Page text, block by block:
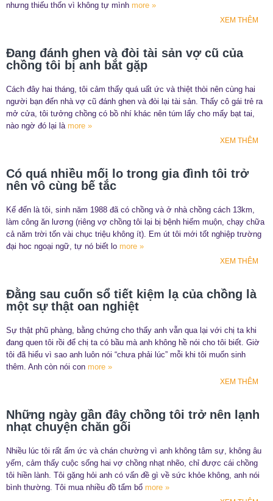
nhưng thiếu thốn vì không tự mình more »
XEM THÊM
Đang đánh ghen và đòi tài sản vợ cũ của
chồng tôi bị anh bắt gặp
Cách đây hai tháng, tôi cảm thấy quá uất ức và thiệt thòi nên cùng hai
người bạn đến nhà vợ cũ đánh ghen và đòi lại tài sản. Thấy cô gái trẻ ra
mở cửa, tôi tưởng chồng có bồ nhí khác nên túm lấy cho mấy bạt tai,
nào ngờ đó lại là more »
XEM THÊM
Có quá nhiều mối lo trong gia đình tôi trở
nên vô cùng bế tắc
Kế đến là tôi, sinh năm 1988 đã có chồng và ở nhà chồng cách 13km,
làm công ăn lương (riêng vợ chồng tôi lại bị bệnh hiếm muộn, chạy chữa
cả năm trời tốn vài chục triệu không ít). Em út tôi mới tốt nghiệp trường
đại hoc ngoại ngữ, tự nó biết lo more »
XEM THÊM
Đằng sau cuốn sổ tiết kiệm lạ của chồng là
một sự thật oan nghiệt
Sự thật phũ phàng, bằng chứng cho thấy anh vẫn qua lại với chị ta khi
đang quen tôi rồi để chị ta có bầu mà anh không hề nói cho tôi biết. Giờ
tôi đã hiểu vì sao anh luôn nói “chưa phải lúc” mỗi khi tôi muốn sinh
thêm. Anh còn nói con more »
XEM THÊM
Những ngày gần đây chồng tôi trở nên lạnh
nhạt chuyện chăn gối
Nhiều lúc tôi rất ấm ức và chán chường vì anh không tâm sự, không âu
yếm, cảm thấy cuộc sống hai vợ chồng nhạt nhẽo, chỉ được cái chồng
tôi hiền lành. Tôi gặng hỏi anh có vấn đề gì về sức khỏe không, anh nói
bình thường. Tôi mua nhiều đồ tẩm bổ more »